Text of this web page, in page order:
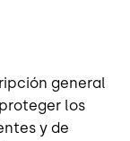
general
los
y de